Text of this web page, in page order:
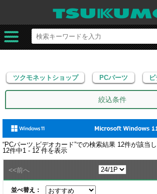
ツクモネットショップ PCパーツ ビ
ツクモネットショップ PCパーツ
絞込条件
“PCパーツ,ビデオカード”での検索結果 12件が該当し
12件中1 - 12 件を表示
<<前へ
並べ替え：